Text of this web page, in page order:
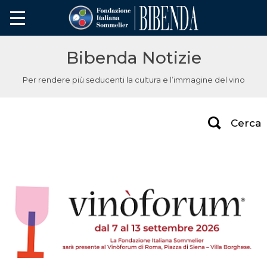
Bibenda Notizie
Per rendere più seducenti la cultura e l’immagine del vino
Cerca